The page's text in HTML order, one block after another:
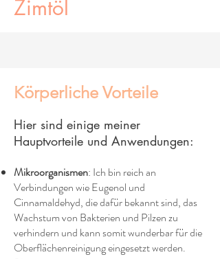
Zimtöl
Körperliche Vorteile
Hier sind einige meiner
Hauptvorteile und Anwendungen:
Mikroorganismen: Ich bin reich an
Verbindungen wie Eugenol und
Cinnamaldehyd, die dafür bekannt sind, das
Wachstum von Bakterien und Pilzen zu
verhindern und kann somit wunderbar für die
Oberflächenreinigung eingesetzt werden.